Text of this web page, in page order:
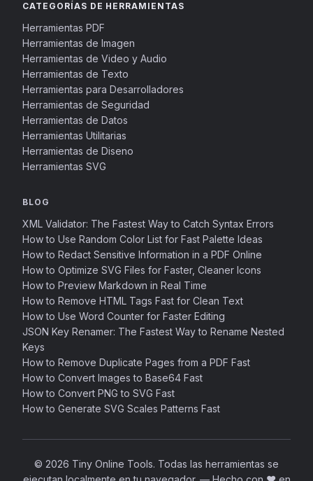
CATEGORÍAS DE HERRAMIENTAS
Herramientas PDF
Herramientas de Imagen
Herramientas de Video y Audio
Herramientas de Texto
Herramientas para Desarrolladores
Herramientas de Seguridad
Herramientas de Datos
Herramientas Utilitarias
Herramientas de Diseno
Herramientas SVG
BLOG
XML Validator: The Fastest Way to Catch Syntax Errors
How to Use Random Color List for Fast Palette Ideas
How to Redact Sensitive Information in a PDF Online
How to Optimize SVG Files for Faster, Cleaner Icons
How to Preview Markdown in Real Time
How to Remove HTML Tags Fast for Clean Text
How to Use Word Counter for Faster Editing
JSON Key Renamer: The Fastest Way to Rename Nested
Keys
How to Remove Duplicate Pages from a PDF Fast
How to Convert Images to Base64 Fast
How to Convert PNG to SVG Fast
How to Generate SVG Scales Patterns Fast
© 2026 Tiny Online Tools. Todas las herramientas se